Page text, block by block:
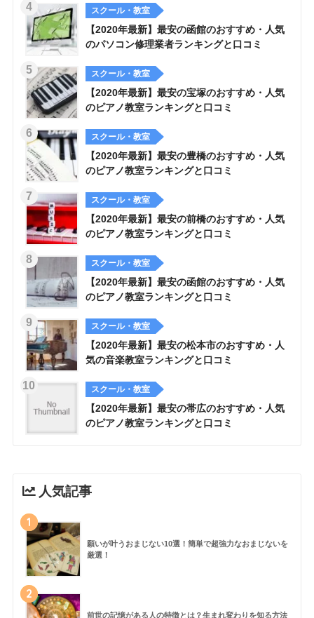
スクール・教室
【2020年最新】最安の函館のおすすめ・人気
のパソコン修理業者ランキングと口コミ
スクール・教室
【2020年最新】最安の宝塚のおすすめ・人気
のピアノ教室ランキングと口コミ
スクール・教室
【2020年最新】最安の豊橋のおすすめ・人気
のピアノ教室ランキングと口コミ
スクール・教室
【2020年最新】最安の前橋のおすすめ・人気
のピアノ教室ランキングと口コミ
スクール・教室
【2020年最新】最安の函館のおすすめ・人気
のピアノ教室ランキングと口コミ
スクール・教室
【2020年最新】最安の松本市のおすすめ・人
気の音楽教室ランキングと口コミ
スクール・教室
【2020年最新】最安の帯広のおすすめ・人気
のピアノ教室ランキングと口コミ
人気記事
1
願いが叶うおまじない10選！簡単で超強力なおまじないを
厳選！
2
前世の記憶がある人の特徴とは？生まれ変わりを知る方法